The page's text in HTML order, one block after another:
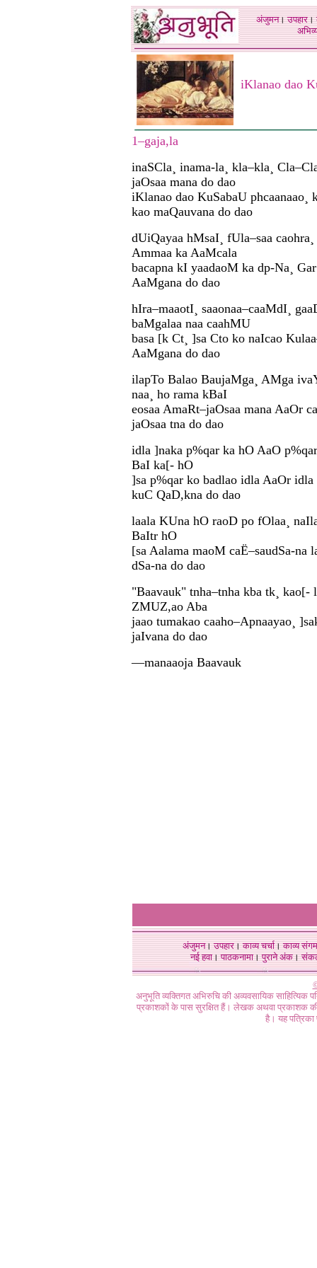
अंजुमन।उपहार।
iKlanao dao
1–gaja,la
inaSCla¸ inama-la¸ kla–kla¸
jaOsaa mana do dao
iKlanao dao KuSabaU phcaanaao¸
kao maQauvana do dao
dUiQayaa hMsaI¸ fUla–saa
Ammaa ka AaMcala
bacapna kI yaadaoM ka dp-Na¸
AaMgana do dao
hIra–maaotI¸ saaonaa–caaMdI¸
baMgalaa naa caahMU
basa [k Ct¸ ]sa Cto ko naIcao
AaMgana do dao
ilapTo Balao BaujaMga¸ AMga
naa¸ ho rama kBaI
eosaa AmaRt–jaOsaa mana AaOr
jaOsaa tna do dao
idla ]naka p%qar ka hO AaO
BaI ka[- hO
]sa p%qar ko badlao idla AaOr
kuC QaD,kna do dao
laala KUna hO raoD po fOlaa¸
BaItr hO
[sa Aalama maoM caË–saudSa-na
dSa-na do dao
"Baavauk" tnha–tnha kba tk¸ kao[-
ZMUZ,ao Aba
jaao tumakao caaho–Apnaayao¸
jaIvana do dao
—manaaoja Baavauk
अंजुमन।उपहार।काव्य चर्चा।काव्य संगम
नई हवा। पाठकनामा। पुराने अंक।
अनुभूति व्यक्तिगत अभिरुचि की अव्यवसायिक
प्रकाशकों के पास सुरक्षित हैं। लेखक अथवा प्रकाशक की
है। यह पत्रिका